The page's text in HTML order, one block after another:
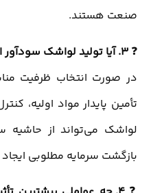
صنعت هستند.
❓ 3. آیا تولید لواشک سودآور است؟
در صورت انتخاب ظرفیت
تأمین پایدار مواد اولیه،
لواشک می‌تواند از حاشیه
بازگشت سرمایه مطلوبی